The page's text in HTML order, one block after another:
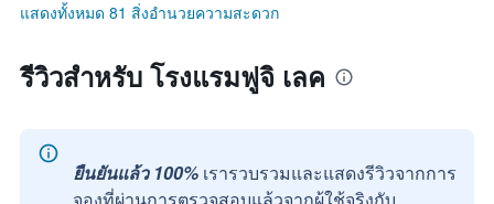
แสดงทั้งหมด 81 สิ่งอำนวยความสะดวก
รีวิวสำหรับ โรงแรมฟูจิ เลค
ยืนยันแล้ว 100% เรารวบรวมและแสดงรีวิวจากการ